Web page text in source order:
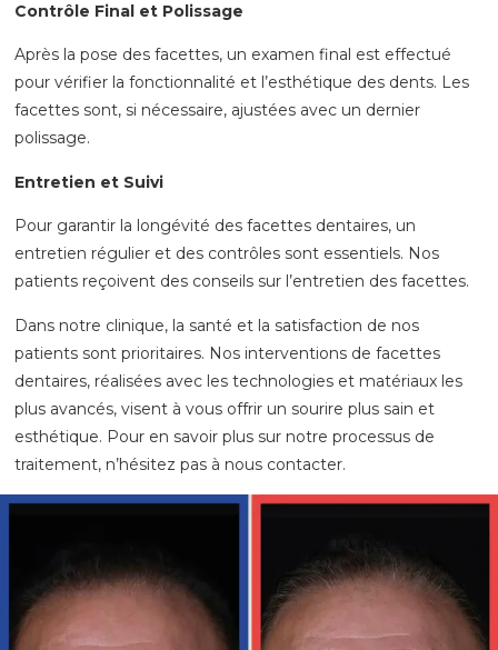
Contrôle Final et Polissage
Après la pose des facettes, un examen final est effectué
pour vérifier la fonctionnalité et l’esthétique des dents. Les
facettes sont, si nécessaire, ajustées avec un dernier
polissage.
Entretien et Suivi
Pour garantir la longévité des facettes dentaires, un
entretien régulier et des contrôles sont essentiels. Nos
patients reçoivent des conseils sur l’entretien des facettes.
Dans notre clinique, la santé et la satisfaction de nos
patients sont prioritaires. Nos interventions de facettes
dentaires, réalisées avec les technologies et matériaux les
plus avancés, visent à vous offrir un sourire plus sain et
esthétique. Pour en savoir plus sur notre processus de
traitement, n’hésitez pas à nous contacter.